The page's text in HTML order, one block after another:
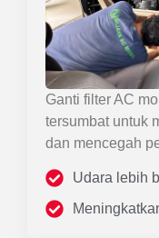
Ganti filter AC
tersumbat untuk
dan mencegah
Udara lebih